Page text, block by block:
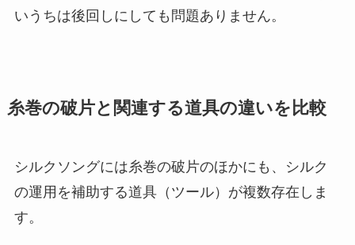
いうちは後回しにしても問題ありません。
糸巻の破片と関連する道具の違いを比較
シルクソングには糸巻の破片のほかにも、シルク
の運用を補助する道具（ツール）が複数存在しま
す。